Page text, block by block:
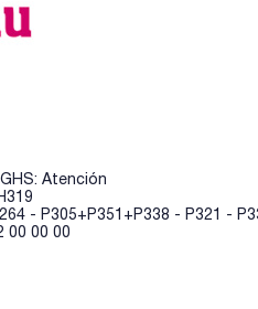
Atención
- P305+P351+P338 - P321 -
00 00 00